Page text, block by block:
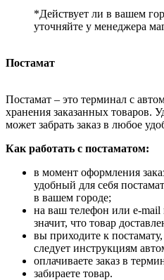
*Действует ли в вашем
уточняйте у менеджера
Постамат
Постамат – это терминал с
хранения заказанных товаров.
может забрать заказ в любое
Как работать с постаматом:
в момент оформления
удобный для себя
в вашем городе;
на ваш телефон или e-
значит, что товар
вы приходите к
следует инструкциям
оплачиваете заказ в
забираете товар.